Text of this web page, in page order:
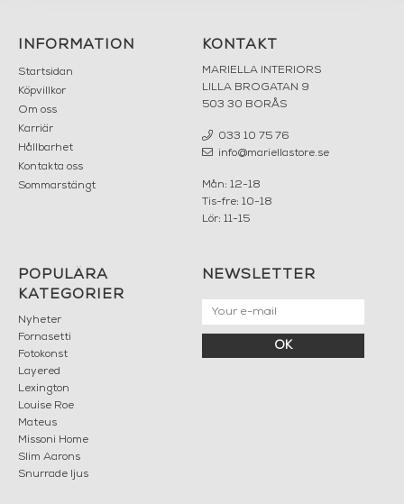
INFORMATION
Startsidan
Köpvillkor
Om oss
Karriär
Hållbarhet
Kontakta oss
Sommarstängt
KONTAKT
MARIELLA INTERIORS
LILLA BROGATAN 9
503 30 BORÅS
033 10 75 76
info@mariellastore.se
Mån: 12-18
Tis-fre: 10-18
Lör: 11-15
POPULÄRA
KATEGORIER
Nyheter
Fornasetti
Fotokonst
Layered
Lexington
Louise Roe
Mateus
Missoni Home
Slim Aarons
Snurrade ljus
NEWSLETTER
OK